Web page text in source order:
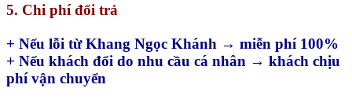
5. Chi phí đổi trả
+ Nếu lỗi từ Khang Ngọc Khánh → miễn phí 100%
+ Nếu khách đổi do nhu cầu cá nhân → khách chịu
phí vận chuyển